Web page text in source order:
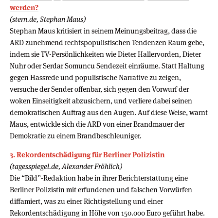
werden?
(stern.de, Stephan Maus)
Stephan Maus kritisiert in seinem Meinungsbeitrag, dass die
ARD zunehmend rechtspopulistischen Tendenzen Raum gebe,
indem sie TV-Persönlichkeiten wie Dieter Hallervorden, Dieter
Nuhr oder Serdar Somuncu Sendezeit einräume. Statt Haltung
gegen Hassrede und populistische Narrative zu zeigen,
versuche der Sender offenbar, sich gegen den Vorwurf der
woken Einseitigkeit abzusichern, und verliere dabei seinen
demokratischen Auftrag aus den Augen. Auf diese Weise, warnt
Maus, entwickle sich die ARD von einer Brandmauer der
Demokratie zu einem Brandbeschleuniger.
3. Rekordentschädigung für Berliner Polizistin
(tagesspiegel.de, Alexander Fröhlich)
Die “Bild”-Redaktion habe in ihrer Berichterstattung eine
Berliner Polizistin mit erfundenen und falschen Vorwürfen
diffamiert, was zu einer Richtigstellung und einer
Rekordentschädigung in Höhe von 150.000 Euro geführt habe.